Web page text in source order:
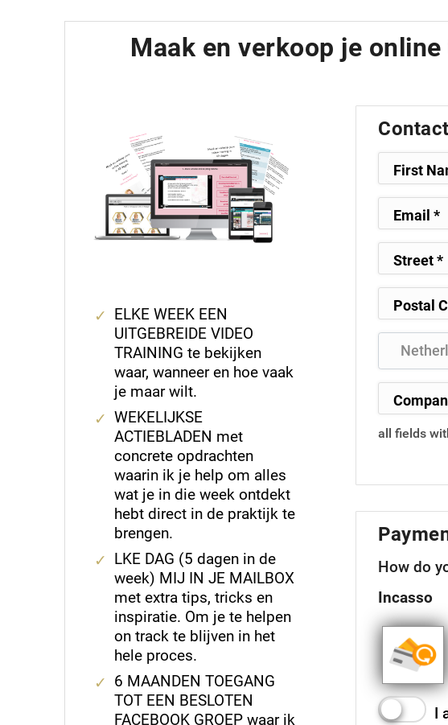
Maak en verkoop je
ELKE WEEK EEN
UITGEBREIDE VIDEO
TRAINING te bekijken
waar, wanneer en hoe vaak
je maar wilt.
WEKELIJKSE
ACTIEBLADEN met
concrete opdrachten
waarin ik je help om alles
wat je in die week ontdekt
hebt direct in de praktijk te
brengen.
LKE DAG (5 dagen in de
week) MIJ IN JE MAILBOX
met extra tips, tricks en
inspiratie. Om je te helpen
on track te blijven in het
hele proces.
6 MAANDEN TOEGANG
TOT EEN BESLOTEN
FACEBOOK GROEP waar ik
all fields
How do
Incasso
I